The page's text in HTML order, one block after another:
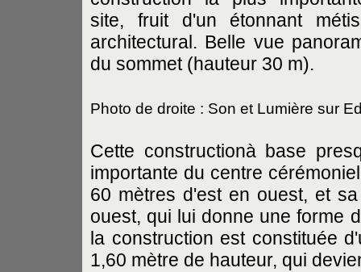
site, fruit d'un étonnant
architectural. Belle vue
du sommet (hauteur 30 m).
Photo de droite : Son et Lumière sur
Cette constructionà base
importante du centre
60 mètres d'est en ouest, et
ouest, qui lui donne une forme
la construction est constituée
1,60 mètre de hauteur, qui